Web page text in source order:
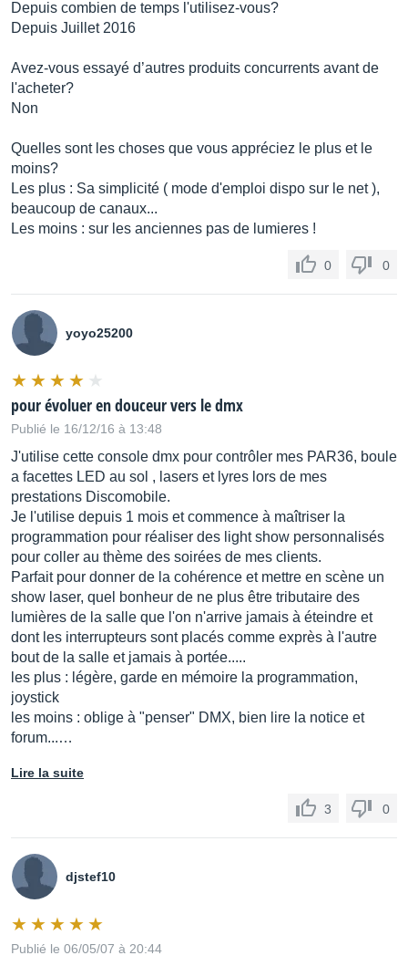
Depuis combien de temps l'utilisez-vous?
Depuis Juillet 2016
Avez-vous essayé d’autres produits concurrents avant de
l'acheter?
Non
Quelles sont les choses que vous appréciez le plus et le
moins?
Les plus : Sa simplicité ( mode d'emploi dispo sur le net ),
beaucoup de canaux...
Les moins : sur les anciennes pas de lumieres !
0 0
yoyo25200
pour évoluer en douceur vers le dmx
Publié le 16/12/16 à 13:48
J'utilise cette console dmx pour contrôler mes PAR36, boule
a facettes LED au sol , lasers et lyres lors de mes
prestations Discomobile.
Je l'utilise depuis 1 mois et commence à maîtriser la
programmation pour réaliser des light show personnalisés
pour coller au thème des soirées de mes clients.
Parfait pour donner de la cohérence et mettre en scène un
show laser, quel bonheur de ne plus être tributaire des
lumières de la salle que l'on n'arrive jamais à éteindre et
dont les interrupteurs sont placés comme exprès à l'autre
bout de la salle et jamais à portée.....
les plus : légère, garde en mémoire la programmation,
joystick
les moins : oblige à "penser" DMX, bien lire la notice et
forum...…
Lire la suite
3 0
djstef10
Publié le 06/05/07 à 20:44